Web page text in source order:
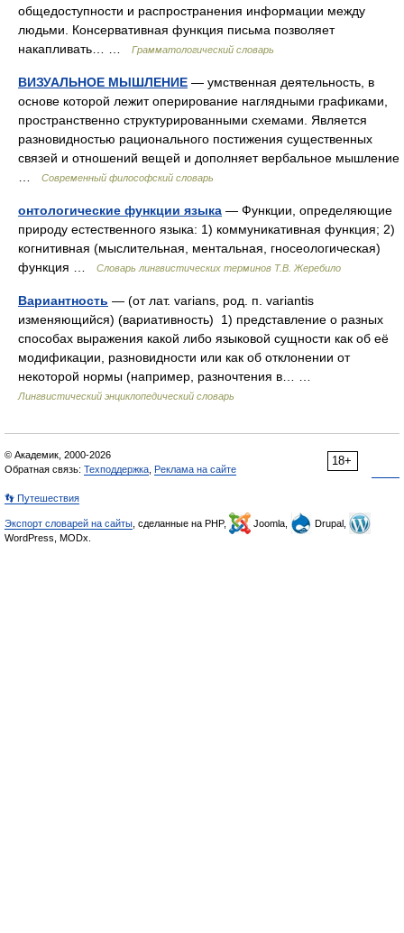
общедоступности и распространения информации между
людьми. Консервативная функция письма позволяет
накапливать… …
Грамматологический словарь
ВИЗУАЛЬНОЕ МЫШЛЕНИЕ — умственная деятельность, в
основе которой лежит оперирование наглядными графиками,
пространственно структурированными схемами. Является
разновидностью рационального постижения существенных
связей и отношений вещей и дополняет вербальное мышление
Современный философский словарь
онтологические функции языка — Функции, определяющие
природу естественного языка: 1) коммуникативная функция; 2)
когнитивная (мыслительная, ментальная, гносеологическая)
функция …
Словарь лингвистических терминов Т.В. Жеребило
Вариантность — (от лат. varians, род. п. variantis
изменяющийся) (вариативность) 1) представление о разных
способах выражения какой либо языковой сущности как об её
модификации, разновидности или как об отклонении от
некоторой нормы (например, разночтения в… …
Лингвистический энциклопедический словарь
18+
© Академик, 2000-2026
Обратная связь: Техподдержка Реклама на сайте
👣 Путешествия
Экспорт словарей на сайты , сделанные на PHP, Joomla,
Drupal,
WordPress, MODx.